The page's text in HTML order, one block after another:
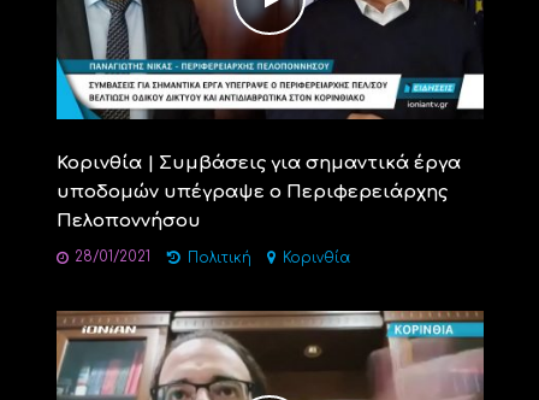
Κορινθία | Συμβάσεις για σημαντικά έργα
υποδομών υπέγραψε ο Περιφερειάρχης
Πελοποννήσου
28/01/2021 Πολιτική Κορινθία